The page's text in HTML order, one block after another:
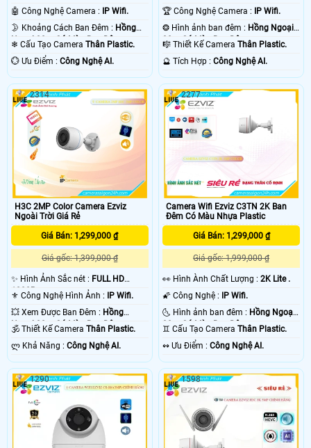
🤖️ Công Nghệ Camera : IP Wifi.
🌛 Khoảng Cách Ban Đêm : Hồng
Ngoại 30m Có Màu Ban Ðêm.
❄ Cấu Tạo Camera Thân Plastic.
️💮 Ưu Điểm : Công Nghệ AI.
🏆 Công Nghệ Camera : IP Wifi.
❂ Hình ảnh ban đêm : Hồng Ngoại
30m Có Màu Ban Ðêm.
🎼️ Thiết Kế CameraThân Plastic.
️🔮 Tích Hợp :Công Nghệ AI.
H3C 2MP Color Camera Ezviz
Ngoài Trời Giá Rẻ
Giá Bán: 1,299,000 ₫
Giá gốc: 1,399,000 ₫
✨ Hình Ảnh Sắc nét : FULL HD
1080P .
⚜️ Công Nghệ Hình Ảnh : IP Wifi.
💥 Xem Được Ban Đêm : Hồng
Ngoại 30m Có Màu Ban Ðêm.
🕉️ Thiết Kế Camera Thân Plastic.
️ლ Khả Năng : Công Nghệ AI.
2314
Camera Wifi Ezviz C3TN 2K Ban
Đêm Có Màu Nhựa Plastic
Giá Bán: 1,299,000 ₫
Giá gốc: 1,999,000 ₫
️👀 Hình Ành Chất Lượng :2K Lite .
🌠 Công Nghệ : IP Wifi.
🌜 Hình ảnh ban đêm : Hồng Ngoại
30m Có Màu Ban Ðêm.
♊ Cấu Tạo CameraThân Plastic.
️↭ Ưu Điểm :Công Nghệ AI.
2277
1290 1598